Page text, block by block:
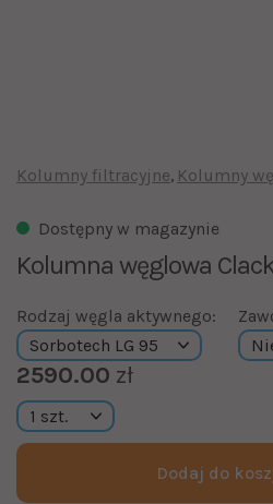
Kolumny filtracyjne Kolumny
Dostępny w magazynie
Kolumna węglowa Clack
Rodzaj węgla aktywnego:
2590.00 zł
Dodaj do